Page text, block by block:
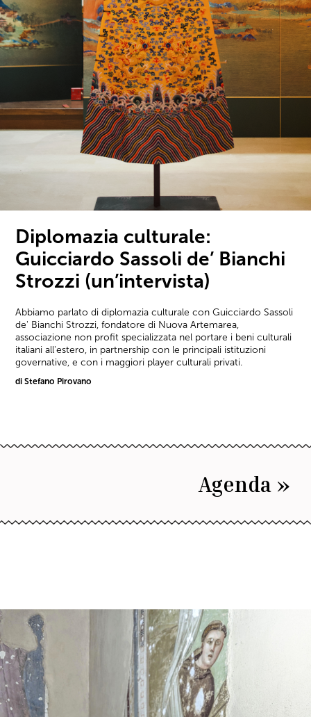
Diplomazia culturale:
Guicciardo Sassoli de’ Bianchi
Strozzi (un’intervista)
Abbiamo parlato di diplomazia culturale con Guicciardo Sassoli
de' Bianchi Strozzi, fondatore di Nuova Artemarea,
associazione non profit specializzata nel portare i beni culturali
italiani all'estero, in partnership con le principali istituzioni
governative, e con i maggiori player culturali privati.
di Stefano Pirovano
Agenda »